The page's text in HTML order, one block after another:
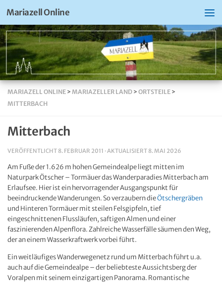
Mariazell Online
MARIAZELL ONLINE > MARIAZELLER LAND > ORTSTEILE >
MITTERBACH
Mitterbach
VERÖFFENTLICHT 8. FEBRUAR 2011 · AKTUALISIERT 8. MAI 2026
Am Fuße der 1.626 m hohen Gemeindealpe liegt mitten im
Naturpark Ötscher – Tormäuer das Wanderparadies Mitterbach am
Erlaufsee. Hier ist ein hervorragender Ausgangspunkt für
beeindruckende Wanderungen. So verzaubern dieÖtschergräben
und Hinteren Tormäuer mit steilen Felsgipfeln, tief
eingeschnittenen Flussläufen, saftigen Almen und einer
faszinierenden Alpenflora. Zahlreiche Wasserfälle säumen den Weg,
der an einem Wasserkraftwerk vorbei führt.
Ein weitläufiges Wanderwegenetz rund um Mitterbach führt u.a.
auch auf die Gemeindealpe – der beliebteste Aussichtsberg der
Voralpen mit seinem einzigartigen Panorama. Romantische